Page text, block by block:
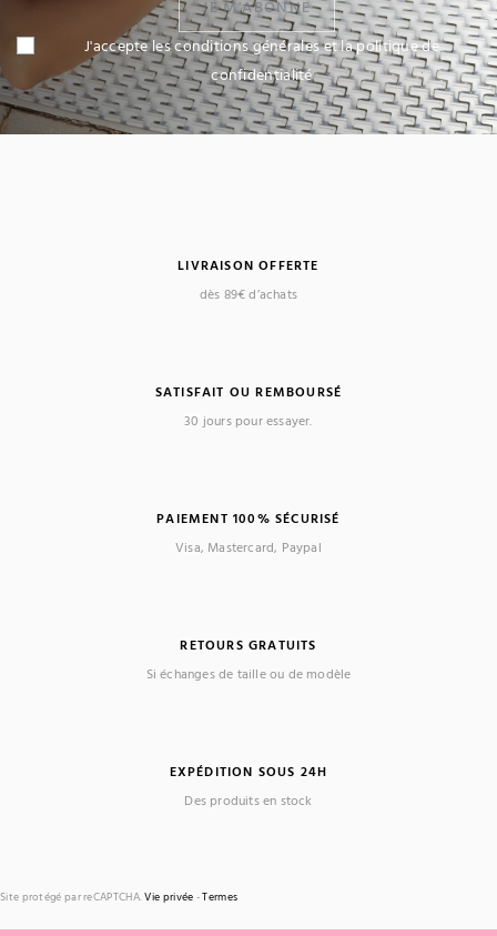
JE M'ABONNE
J'accepte les conditions générales et la politique de
confidentialité
LIVRAISON OFFERTE
dès 89€ d’achats
SATISFAIT OU REMBOURSÉ
30 jours pour essayer.
PAIEMENT 100% SÉCURISÉ
Visa, Mastercard, Paypal
RETOURS GRATUITS
Si échanges de taille ou de modèle
EXPÉDITION SOUS 24H
Des produits en stock
Site protégé par reCAPTCHA.Vie privée -Termes